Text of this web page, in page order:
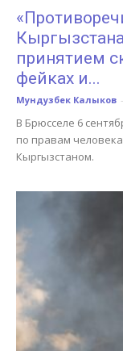
принятием
фейках и...
Мундузбек Калыков -
В Брюсселе 6
по правам
Кыргызстаном.